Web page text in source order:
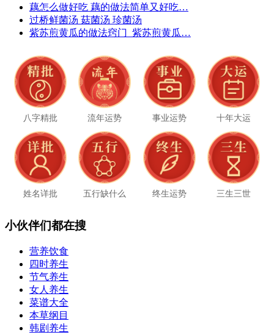
藕怎么做好吃 藕的做法简单又好吃…
过桥鲜菌汤 菇菌汤 珍菌汤
紫苏煎黄瓜的做法窍门_紫苏煎黄瓜…
八字精批 流年运势 事业运势 十年大运
姓名详批 五行缺什么 终生运势 三生三世
小伙伴们都在搜
营养饮食
四时养生
节气养生
女人养生
菜谱大全
本草纲目
韩剧养生